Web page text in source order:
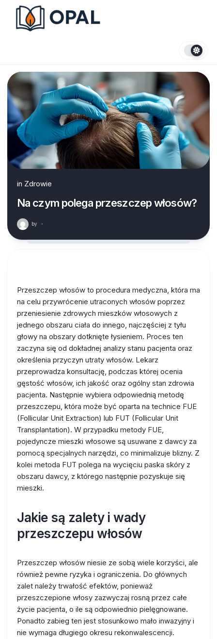
content
in Zdrowie
Na czym polega przeszczep włosów?
by ·
Przeszczep włosów to procedura medyczna, która ma
na celu przywrócenie utraconych włosów poprzez
przeniesienie zdrowych mieszków włosowych z
jednego obszaru ciała do innego, najczęściej z tyłu
głowy na obszary dotknięte łysieniem. Proces ten
zaczyna się od dokładnej analizy stanu pacjenta oraz
określenia przyczyn utraty włosów. Lekarz
przeprowadza konsultację, podczas której ocenia
gęstość włosów, ich jakość oraz ogólny stan zdrowia
pacjenta. Następnie wybiera odpowiednią metodę
przeszczepu, która może być oparta na technice FUE
(Follicular Unit Extraction) lub FUT (Follicular Unit
Transplantation). W przypadku metody FUE,
pojedyncze mieszki włosowe są usuwane z dawcy za
pomocą specjalnych narzędzi, co minimalizuje blizny. Z
kolei metoda FUT polega na wycięciu paska skóry z
obszaru dawcy, z którego następnie pozyskuje się
mieszki.
Jakie są zalety i wady
przeszczepu włosów
Przeszczep włosów niesie ze sobą wiele korzyści, ale
również pewne ryzyka i ograniczenia. Do głównych
zalet należy trwałość efektów, ponieważ
przeszczepione włosy zazwyczaj rosną przez całe
życie pacjenta, o ile są odpowiednio pielęgnowane.
Ponadto zabieg ten jest stosunkowo mało inwazyjny i
nie wymaga długiego okresu rekonwalescencji.